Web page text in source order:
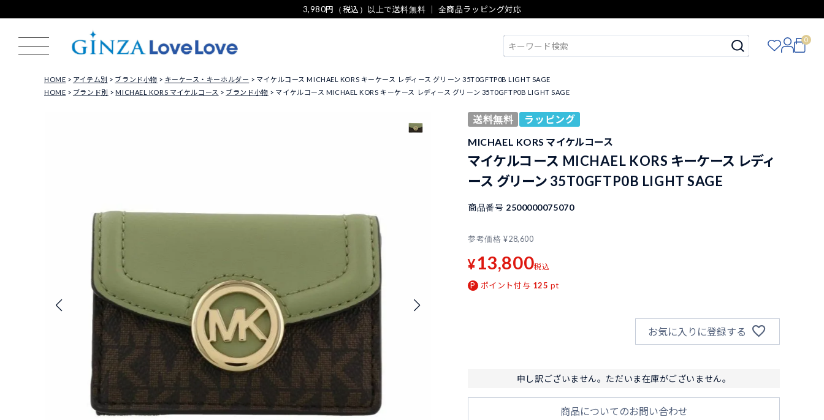
3,980円（税込）以上で送料無料 ｜ 全商品ラッピング対応
0
HOME アイテム別 ブランド小物 キーケース・キーホルダー
マイケルコース MICHAEL KORS キーケース レディース グリーン 35T0GFTP0B LIGHT SAGE
HOME
ブランド別 MICHAEL KORS マイケルコース ブランド小物 マイケルコース MICHAEL KORS キーケース レディース グリーン 35T0GFTP0B LIGHT SAGE
送料無料
ラッピング
MICHAEL KORS マイケルコース
マイケルコース MICHAEL KORS キーケース レディ
ース グリーン 35T0GFTP0B LIGHT SAGE
商品番号 2500000075070
参考価格 ¥28,600
¥13,800税込
ポイント付与 125 pt
お気に入りに登録する
申し訳ございません。ただいま在庫がございません。
商品についてのお問い合わせ